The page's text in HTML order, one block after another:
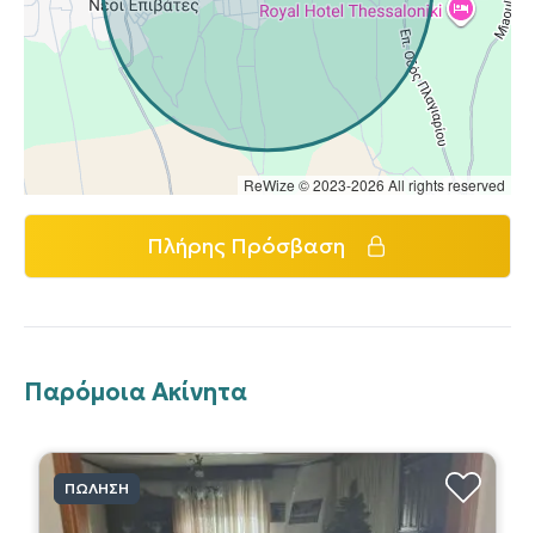
ReWize © 2023-2026 All rights reserved
Πλήρης Πρόσβαση
Παρόμοια Ακίνητα
ΠΏΛΗΣΗ